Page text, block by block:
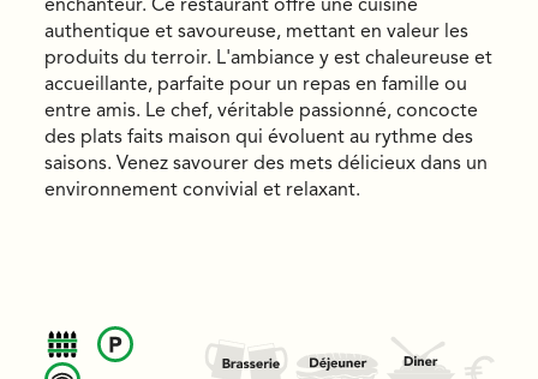
enchanteur. Ce restaurant offre une cuisine
authentique et savoureuse, mettant en valeur les
produits du terroir. L'ambiance y est chaleureuse et
accueillante, parfaite pour un repas en famille ou
entre amis. Le chef, véritable passionné, concocte
des plats faits maison qui évoluent au rythme des
saisons. Venez savourer des mets délicieux dans un
environnement convivial et relaxant.